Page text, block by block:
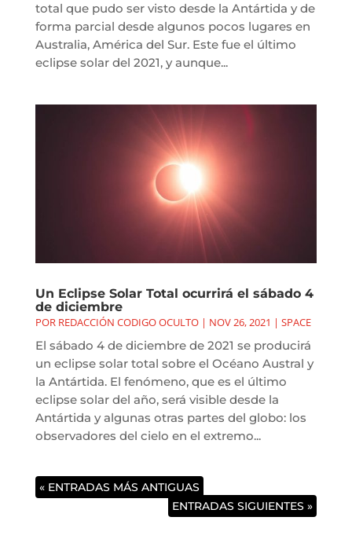
total que pudo ser visto desde la Antártida y de
forma parcial desde algunos pocos lugares en
Australia, América del Sur. Este fue el último
eclipse solar del 2021, y aunque...
Un Eclipse Solar Total ocurrirá el sábado 4
de diciembre
POR REDACCIÓN CODIGO OCULTO| NOV 26, 2021 | SPACE
El sábado 4 de diciembre de 2021 se producirá
un eclipse solar total sobre el Océano Austral y
la Antártida. El fenómeno, que es el último
eclipse solar del año, será visible desde la
Antártida y algunas otras partes del globo: los
observadores del cielo en el extremo...
« ENTRADAS MÁS ANTIGUAS
ENTRADAS SIGUIENTES »